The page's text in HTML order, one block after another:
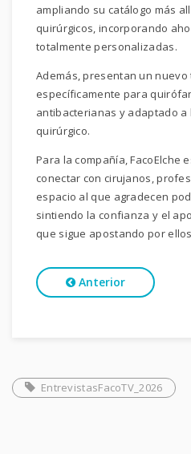
ampliando su catálogo más
quirúrgicos, incorporando
totalmente personalizadas.
Además, presentan un
específicamente para
antibacterianas y adaptado
quirúrgico.
Para la compañía, FacoElche
conectar con cirujanos,
espacio al que agradecen
sintiendo la confianza y el
que sigue apostando por
Anterior
EntrevistasFacoTV_2026